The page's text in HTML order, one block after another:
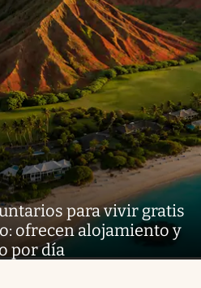
para vivir gratis
ofrecen alojamiento y
por día